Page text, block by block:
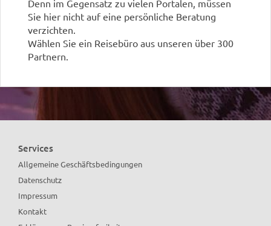
Denn im Gegensatz zu vielen Portalen, müssen
Sie hier nicht auf eine persönliche Beratung
verzichten.
Wählen Sie ein Reisebüro aus unseren über 300
Partnern.
Nähe!
Services
Allgemeine Geschäftsbedingungen
Datenschutz
Impressum
Kontakt